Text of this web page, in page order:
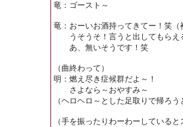
竜：ゴースト～
竜：おーいお酒持ってきてー！笑（
うそうそ！言うと出してもらえ
あ、無いそうです！笑
（曲終わって）
明：燃え尽き症候群だよ～！
さよなら～おやすみ～
（ヘロヘロ～とした足取りで帰ろ
（手を振ったりわーわーしている